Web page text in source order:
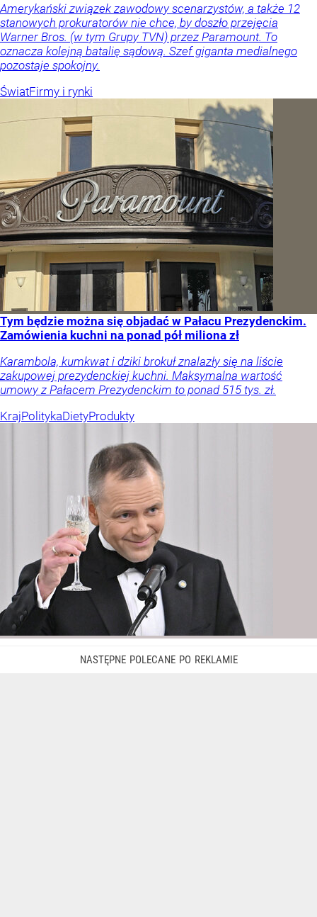
Amerykański związek zawodowy scenarzystów, a także 12
stanowych prokuratorów nie chce, by doszło przejęcia
Warner Bros. (w tym Grupy TVN) przez Paramount. To
oznacza kolejną batalię sądową. Szef giganta medialnego
pozostaje spokojny.
ŚwiatFirmy i rynki
Tym będzie można się objadać w Pałacu Prezydenckim.
Zamówienia kuchni na ponad pół miliona zł
Karambola, kumkwat i dziki brokuł znalazły się na liście
zakupowej prezydenckiej kuchni. Maksymalna wartość
umowy z Pałacem Prezydenckim to ponad 515 tys. zł.
KrajPolitykaDietyProdukty